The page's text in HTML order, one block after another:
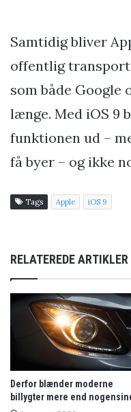
Samtidig bliver
offentlig
som både
længe. Med iOS 9
funktionen ud –
få byer – og ikke
Tags Apple iOS 9
RELATEREDE ARTIKLER
Derfor blænder moderne
billygter mere end